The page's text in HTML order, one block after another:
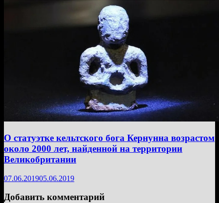
О статуэтке кельтского бога Кернунна возрастом
около 2000 лет, найденной на территории
Великобритании
07.06.201905.06.2019
Добавить комментарий